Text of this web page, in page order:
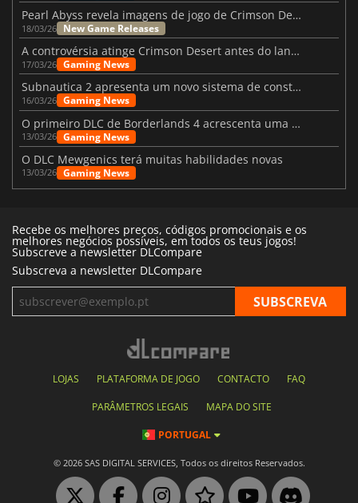
Pearl Abyss revela imagens de jogo de Crimson Desert para a PS5
18/03/26 New Game Releases
A controvérsia atinge Crimson Desert antes do lançamento
17/03/26 Gaming News
Subnautica 2 apresenta um novo sistema de construção de bases
16/03/26 Gaming News
O primeiro DLC de Borderlands 4 acrescenta uma nova personagem e muito mais
13/03/26 Gaming News
O DLC Mewgenics terá muitas habilidades novas
13/03/26 Gaming News
Recebe os melhores preços, códigos promocionais e os
melhores negócios possíveis, em todos os teus jogos!
Subscreve a newsletter DLCompare
Subscreva a newsletter DLCompare
LOJAS PLATAFORMA DE JOGO CONTACTO FAQ
PARÂMETROS LEGAIS MAPA DO SITE
PORTUGAL
© 2026 SAS DIGITAL SERVICES, Todos os direitos Reservados.